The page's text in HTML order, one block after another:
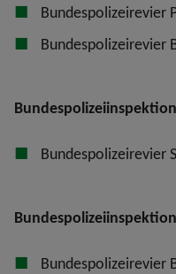
Bundespolizeirevier
Bundespolizeirevier
Bundespolizeirevier
Bundespolizeirevier